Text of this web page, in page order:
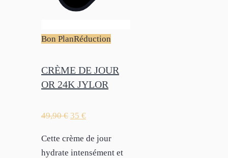
Bon PlanRéduction
CRÈME DE JOUR
OR 24K JYLOR
49,90€ 35 €
Cette crème de jour
hydrate intensément et